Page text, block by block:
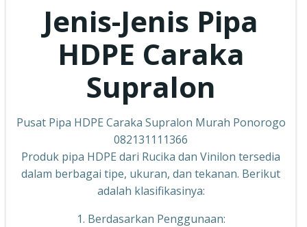
Jenis-Jenis Pipa
HDPE Caraka
Supralon
Pusat Pipa HDPE Caraka Supralon Murah Ponorogo
082131111366
Produk pipa HDPE dari Rucika dan Vinilon tersedia
dalam berbagai tipe, ukuran, dan tekanan. Berikut
adalah klasifikasinya:
1. Berdasarkan Penggunaan: